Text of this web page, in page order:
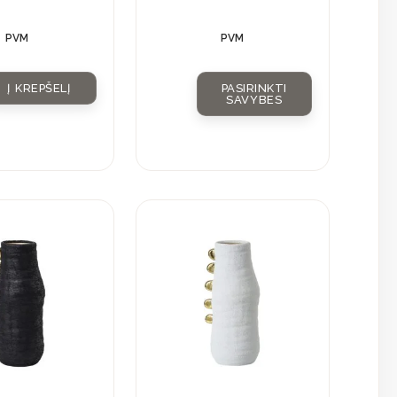
PVM
Į KREPŠELĮ
PVM
PASIRINKTI
SAVYBES